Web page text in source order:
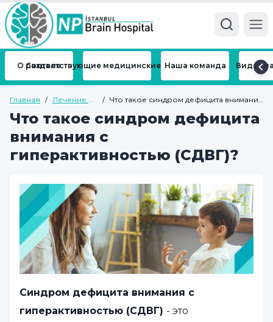
О разделе
Соответствующие медицинские отделения
Наша команда
Главная / Лечение и
/ Что такое синдром дефицита внимания
Что такое синдром дефицита
внимания с
гиперактивностью (СДВГ)?
Синдром дефицита внимания с
гиперактивностью (СДВГ) - это